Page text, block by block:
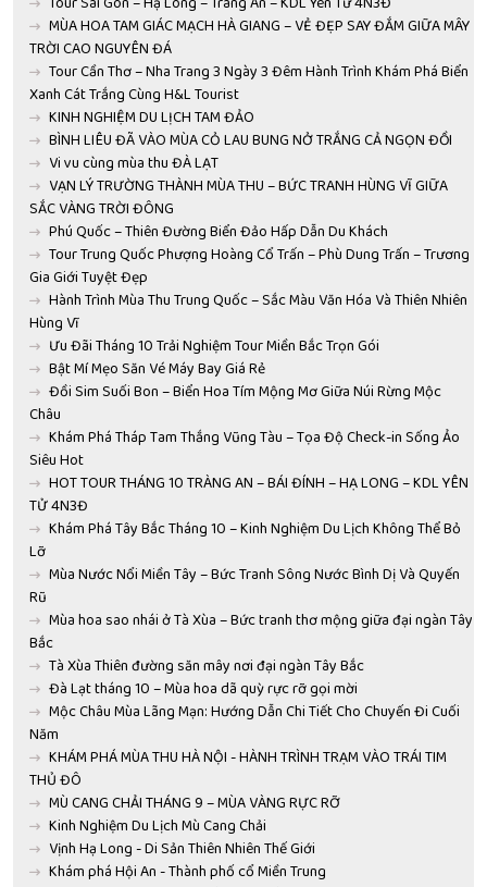
MÙA HOA TAM GIÁC MẠCH HÀ GIANG – VẺ ĐẸP SAY ĐẮM GIỮA MÂY
TRỜI CAO NGUYÊN ĐÁ
Tour Cần Thơ – Nha Trang 3 Ngày 3 Đêm Hành Trình Khám Phá Biển
Xanh Cát Trắng Cùng H&L Tourist
KINH NGHIỆM DU LỊCH TAM ĐẢO
BÌNH LIÊU ĐÃ VÀO MÙA CỎ LAU BUNG NỞ TRẮNG CẢ NGỌN ĐỒI
Vi vu cùng mùa thu ĐÀ LẠT
VẠN LÝ TRƯỜNG THÀNH MÙA THU – BỨC TRANH HÙNG VĨ GIỮA
SẮC VÀNG TRỜI ĐÔNG
Phú Quốc – Thiên Đường Biển Đảo Hấp Dẫn Du Khách
Tour Trung Quốc Phượng Hoàng Cổ Trấn – Phù Dung Trấn – Trương
Gia Giới Tuyệt Đẹp
Hành Trình Mùa Thu Trung Quốc – Sắc Màu Văn Hóa Và Thiên Nhiên
Hùng Vĩ
Ưu Đãi Tháng 10 Trải Nghiệm Tour Miền Bắc Trọn Gói
Bật Mí Mẹo Săn Vé Máy Bay Giá Rẻ
Đồi Sim Suối Bon – Biển Hoa Tím Mộng Mơ Giữa Núi Rừng Mộc
Châu
Khám Phá Tháp Tam Thắng Vũng Tàu – Tọa Độ Check-in Sống Ảo
Siêu Hot
HOT TOUR THÁNG 10 TRÀNG AN – BÁI ĐÍNH – HẠ LONG – KDL YÊN
TỬ 4N3Đ
Khám Phá Tây Bắc Tháng 10 – Kinh Nghiệm Du Lịch Không Thể Bỏ
Lỡ
Mùa Nước Nổi Miền Tây – Bức Tranh Sông Nước Bình Dị Và Quyến
Rũ
Mùa hoa sao nhái ở Tà Xùa – Bức tranh thơ mộng giữa đại ngàn Tây
Bắc
Tà Xùa Thiên đường săn mây nơi đại ngàn Tây Bắc
Đà Lạt tháng 10 – Mùa hoa dã quỳ rực rỡ gọi mời
Mộc Châu Mùa Lãng Mạn: Hướng Dẫn Chi Tiết Cho Chuyến Đi Cuối
Năm
KHÁM PHÁ MÙA THU HÀ NỘI - HÀNH TRÌNH TRẠM VÀO TRÁI TIM
THỦ ĐÔ
MÙ CANG CHẢI THÁNG 9 – MÙA VÀNG RỰC RỠ
Kinh Nghiệm Du Lịch Mù Cang Chải
Vịnh Hạ Long - Di Sản Thiên Nhiên Thế Giới
Khám phá Hội An - Thành phố cổ Miền Trung